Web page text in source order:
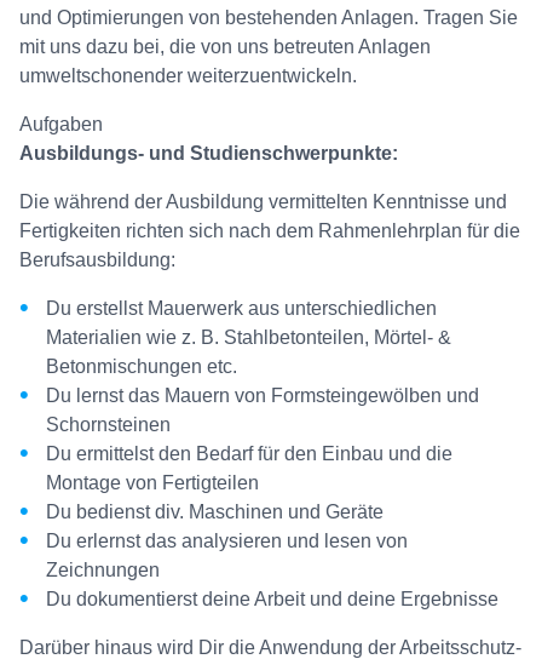
und Optimierungen von bestehenden Anlagen. Tragen Sie
mit uns dazu bei, die von uns betreuten Anlagen
umweltschonender weiterzuentwickeln.
Aufgaben
Ausbildungs- und Studienschwerpunkte:
Die während der Ausbildung vermittelten Kenntnisse und
Fertigkeiten richten sich nach dem Rahmenlehrplan für die
Berufsausbildung:
Du erstellst Mauerwerk aus unterschiedlichen
Materialien wie z. B. Stahlbetonteilen, Mörtel- &
Betonmischungen etc.
Du lernst das Mauern von Formsteingewölben und
Schornsteinen
Du ermittelst den Bedarf für den Einbau und die
Montage von Fertigteilen
Du bedienst div. Maschinen und Geräte
Du erlernst das analysieren und lesen von
Zeichnungen
Du dokumentierst deine Arbeit und deine Ergebnisse
Darüber hinaus wird Dir die Anwendung der Arbeitsschutz-